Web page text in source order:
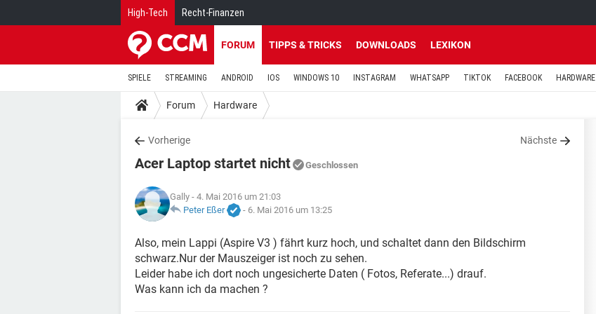
High-Tech Recht-Finanzen
FORUM TIPPS & TRICKS DOWNLOADS LEXIKON
SPIELE STREAMING ANDROID IOS WINDOWS 10 INSTAGRAM WHATSAPP TIKTOK FACEBOOK HARDWARE
Forum Hardware
Vorherige Nächste
Acer Laptop startet nicht Geschlossen
Gally - 4. Mai 2016 um 21:03
Peter Eßer
- 6. Mai 2016 um 13:25
Also, mein Lappi (Aspire V3 ) fährt kurz hoch, und schaltet dann den Bildschirm
schwarz.Nur der Mauszeiger ist noch zu sehen.
Leider habe ich dort noch ungesicherte Daten ( Fotos, Referate...) drauf.
Was kann ich da machen ?